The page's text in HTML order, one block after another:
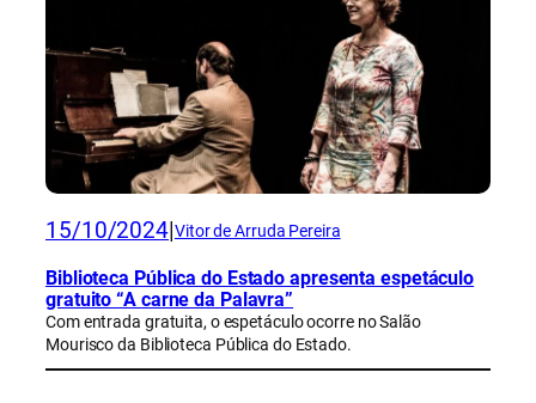
15/10/2024 Vitor de Arruda Pereira
Biblioteca Pública do Estado apresenta espetáculo
gratuito “A carne da Palavra”
Com entrada gratuita, o espetáculo ocorre no Salão
Mourisco da Biblioteca Pública do Estado.